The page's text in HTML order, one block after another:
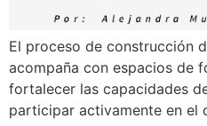
El proceso de construcción
acompaña con espacios de
fortalecer las capacidades
participar activamente en el